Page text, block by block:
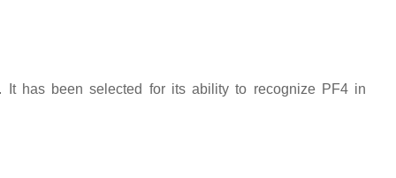
has been selected for its ability to recognize PF4 in